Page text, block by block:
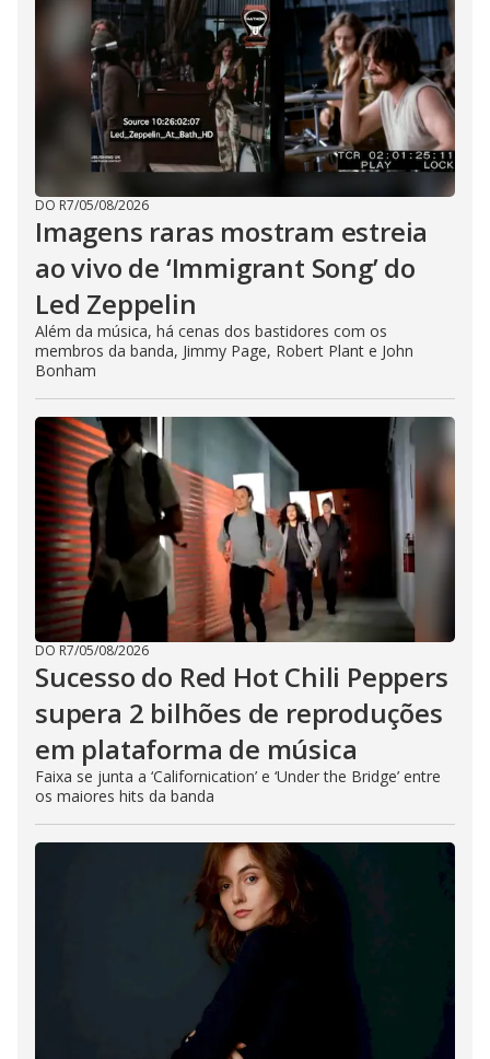
DO R7/05/08/2026
Imagens raras mostram estreia
ao vivo de ‘Immigrant Song’ do
Led Zeppelin
Além da música, há cenas dos bastidores com os
membros da banda, Jimmy Page, Robert Plant e John
Bonham
DO R7/05/08/2026
Sucesso do Red Hot Chili Peppers
supera 2 bilhões de reproduções
em plataforma de música
Faixa se junta a ‘Californication’ e ‘Under the Bridge’ entre
os maiores hits da banda